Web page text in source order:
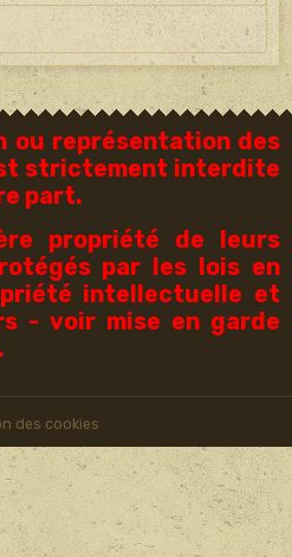
ou représentation des
strictement interdite
part.
propriété de leurs
par les lois en
intellectuelle et
- voir mise en garde
des cookies